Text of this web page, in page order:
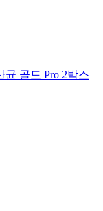
골드 Pro 2박스